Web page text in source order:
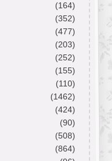
(164)
(352)
(477)
(203)
(252)
(155)
(110)
(1462)
(424)
(90)
(508)
(864)